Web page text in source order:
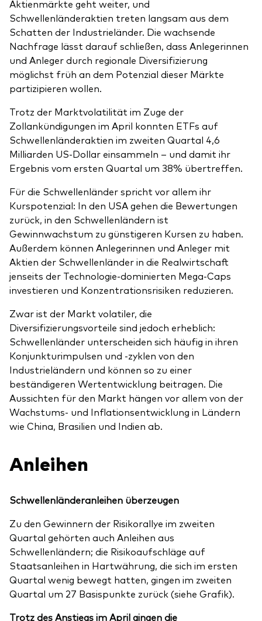
Aktienmärkte geht weiter, und
Schwellenländeraktien treten langsam aus dem
Schatten der Industrieländer. Die wachsende
Nachfrage lässt darauf schließen, dass Anlegerinnen
und Anleger durch regionale Diversifizierung
möglichst früh an dem Potenzial dieser Märkte
partizipieren wollen.
Trotz der Marktvolatilität im Zuge der
Zollankündigungen im April konnten ETFs auf
Schwellenländeraktien im zweiten Quartal 4,6
Milliarden US-Dollar einsammeln – und damit ihr
Ergebnis vom ersten Quartal um 38% übertreffen.
Für die Schwellenländer spricht vor allem ihr
Kurspotenzial: In den USA gehen die Bewertungen
zurück, in den Schwellenländern ist
Gewinnwachstum zu günstigeren Kursen zu haben.
Außerdem können Anlegerinnen und Anleger mit
Aktien der Schwellenländer in die Realwirtschaft
jenseits der Technologie-dominierten Mega-Caps
investieren und Konzentrationsrisiken reduzieren.
Zwar ist der Markt volatiler, die
Diversifizierungsvorteile sind jedoch erheblich:
Schwellenländer unterscheiden sich häufig in ihren
Konjunkturimpulsen und -zyklen von den
Industrieländern und können so zu einer
beständigeren Wertentwicklung beitragen. Die
Aussichten für den Markt hängen vor allem von der
Wachstums- und Inflationsentwicklung in Ländern
wie China, Brasilien und Indien ab.
Anleihen
Schwellenländeranleihen überzeugen
Zu den Gewinnern der Risikorallye im zweiten
Quartal gehörten auch Anleihen aus
Schwellenländern; die Risikoaufschläge auf
Staatsanleihen in Hartwährung, die sich im ersten
Quartal wenig bewegt hatten, gingen im zweiten
Quartal um 27 Basispunkte zurück (siehe Grafik).
Trotz des Anstiegs im April gingen die